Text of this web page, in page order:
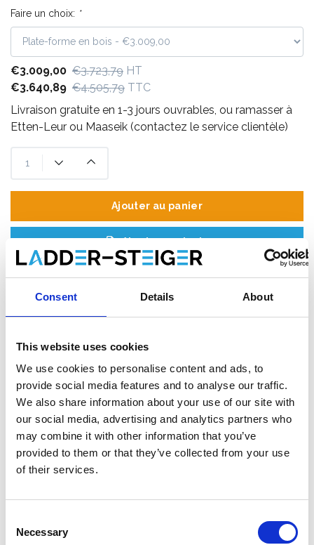
Consent Details About
This website uses cookies
We use cookies to personalise content and ads, to
provide social media features and to analyse our traffic.
We also share information about your use of our site with
our social media, advertising and analytics partners who
may combine it with other information that you’ve
provided to them or that they’ve collected from your use
of their services.
Selection
Necessary
Faire un choix: *
€3.009,00 €3.723,79 HT
€3.640,89 €4.505,79 TTC
Livraison gratuite en 1-3 jours ouvrables, ou ramasser à
Etten-Leur ou Maaseik (contactez le service clientèle)
Ajouter au panier
Ajouter au devis
Enregistrer comme favori
Informations sur le produit Produits similaires
Description
L'échafaudage roulant ASC AGS (Advantaged Guardrail
System)répond à la nouvelle norme. Depuis le 1er janvier 2018,
il est obligatoire de toujours disposer d'une main courante